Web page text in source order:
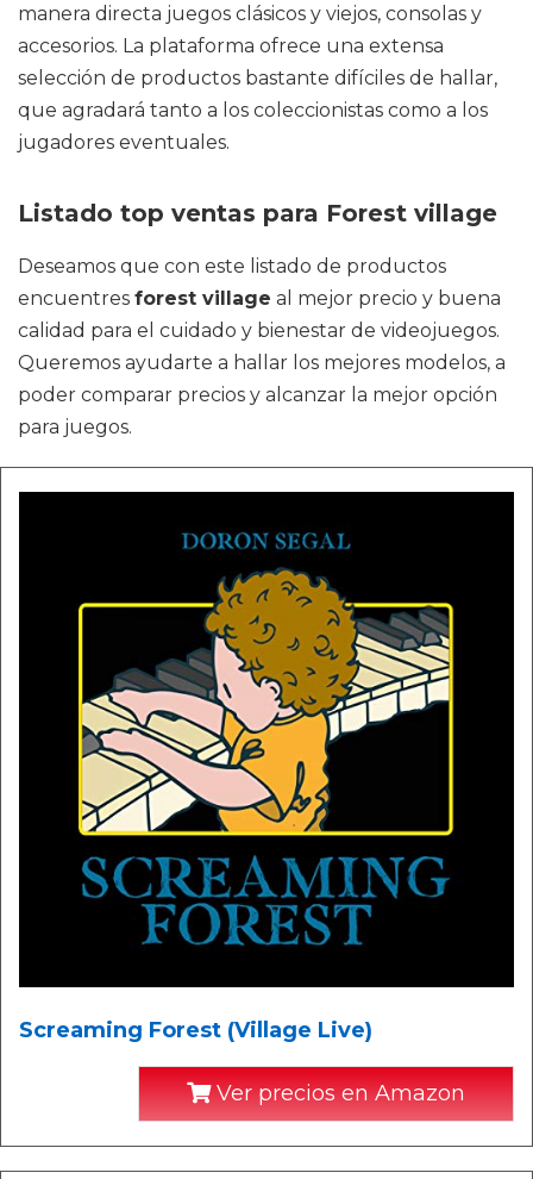
manera directa juegos clásicos y viejos, consolas y
accesorios. La plataforma ofrece una extensa
selección de productos bastante difíciles de hallar,
que agradará tanto a los coleccionistas como a los
jugadores eventuales.
Listado top ventas para Forest village
Deseamos que con este listado de productos
encuentres forest village al mejor precio y buena
calidad para el cuidado y bienestar de videojuegos.
Queremos ayudarte a hallar los mejores modelos, a
poder comparar precios y alcanzar la mejor opción
para juegos.
Screaming Forest (Village Live)
Ver precios en Amazon